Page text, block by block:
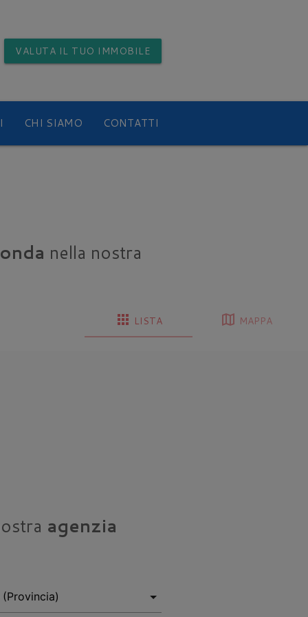
VALUTA IL TUO IMMOBILE
CHI SIAMO CONTATTI
nella nostra
apps LISTA map MAPPA
agenzia